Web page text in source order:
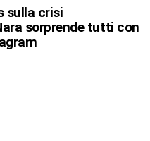
sulla crisi
sorprende tutti con